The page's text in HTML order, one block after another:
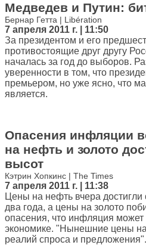
Медведев и Путин:
Бернар Гетта | Libération
7 апреля 2011 г. | 11:50
За президентом и его
противостоящие друг другу
началась за год до выборов.
уверенности в том, что
премьером, но уже ясно, что
является.
Опасения инфляции
на нефть и золото
высот
Кэтрин Хопкинс | The Times
7 апреля 2011 г. | 11:38
Цены на нефть вчера достигли
два года, а цены на золото
опасения, что инфляция
экономике. "Нынешние цены
реалий спроса и предложения".